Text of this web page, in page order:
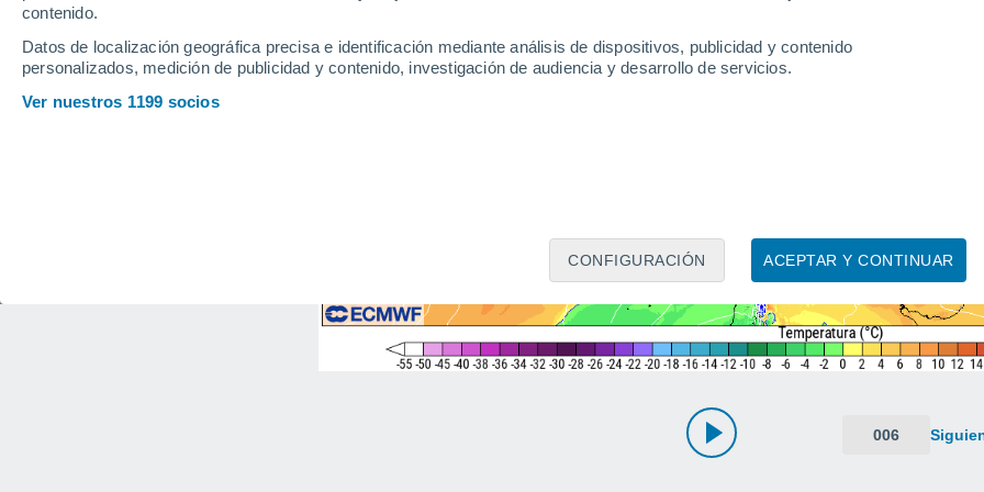
contenido.
Datos de localización geográfica precisa e identificación mediante análisis de dispositivos, publicidad y contenido
personalizados, medición de publicidad y contenido, investigación de audiencia y desarrollo de servicios.
Ver nuestros 1199 socios
ACEPTAR Y CONTINUAR
CONFIGURACIÓN
006